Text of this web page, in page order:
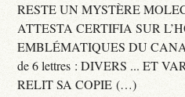
RESTE UN MYSTÈRE
ATTESTA CERTIFIA SUR
EMBLÉMATIQUES DU
de 6 lettres : DIVERS ... ET
RELIT SA COPIE (…)